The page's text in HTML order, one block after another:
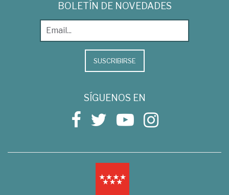
BOLETÍN DE NOVEDADES
SUSCRIBIRSE
SÍGUENOS EN